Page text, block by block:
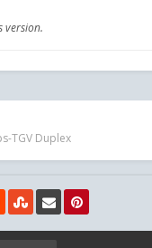
version.
TGV Duplex